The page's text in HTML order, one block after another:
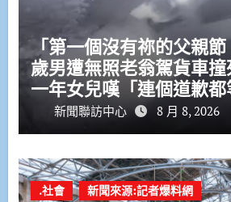
「第一個沒有祢的父親
歲男遭無照老翁駕貨車
一年女兒嘆「連個道歉都
新聞聯訪中心 8 月 8, 2026
.社會 新聞來源:記者爆料網